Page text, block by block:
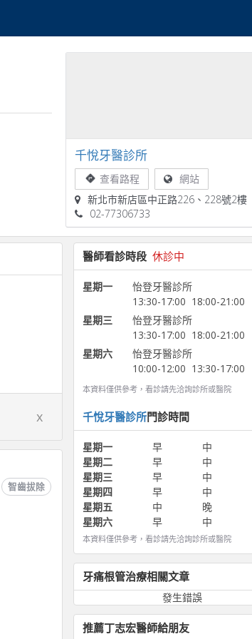
千悅牙醫診所
查看路程
網站
新北市新店區中正路226、228號2樓
02-77306733
x
智齒拔除
醫師看診時段 休診中
星期一
怡登牙醫診所
13:30-17:00 18:00-21:00
星期三
怡登牙醫診所
13:30-17:00 18:00-21:00
星期六
怡登牙醫診所
10:00-12:00 13:30-17:00
本資料僅供參考，看診請先洽詢診所或醫院
千悅牙醫診所門診時間
星期一 早 中
星期二
早 中
星期三
早 中
星期四
早 中
星期五
中
晚
星期六
早 中
本資料僅供參考，看診請先洽詢診所或醫院
牙痛根管治療相關文章
發生錯誤
推薦丁志宏醫師給朋友